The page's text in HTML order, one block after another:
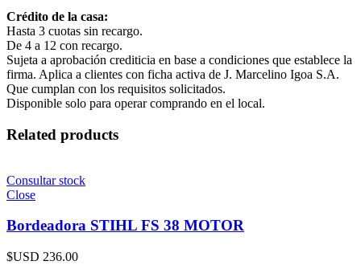
Crédito de la casa:
Hasta 3 cuotas sin recargo.
De 4 a 12 con recargo.
Sujeta a aprobación crediticia en base a condiciones que establece la
firma. Aplica a clientes con ficha activa de J. Marcelino Igoa S.A.
Que cumplan con los requisitos solicitados.
Disponible solo para operar comprando en el local.
Related products
Consultar stock
Close
Bordeadora STIHL FS 38 MOTOR
$USD 236.00